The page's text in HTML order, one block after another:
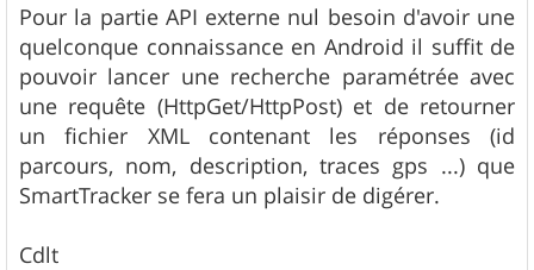
Pour la partie API externe nul besoin d'avoir une
quelconque connaissance en Android il suffit de
pouvoir lancer une recherche paramétrée avec
une requête (HttpGet/HttpPost) et de retourner
un fichier XML contenant les réponses (id
parcours, nom, description, traces gps ...) que
SmartTracker se fera un plaisir de digérer.
Cdlt